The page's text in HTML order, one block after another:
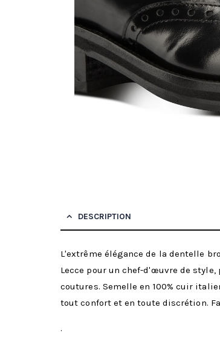
DESCRIPTION
L'extrême élégance de la dentelle
Lecce pour un chef-d'œuvre de
coutures. Semelle en 100% cuir
tout confort et en toute discrétion.
.